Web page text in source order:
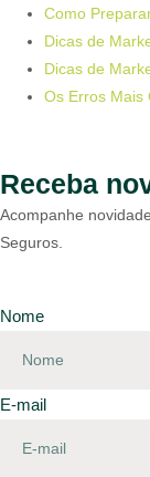
Como
Dicas de
Dicas de
Os Erros Mais
Receba
Acompanhe
Seguros.
Nome
E-mail